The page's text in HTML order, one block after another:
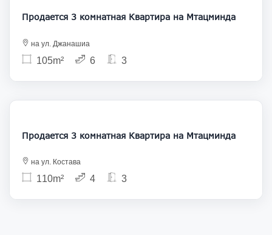
Продается 3 комнатная Квартира на Мтацминда
на ул. Джанашиа
105m² 6 3
255 000
Продается 3 комнатная Квартира на Мтацминда
на ул. Костава
110m² 4 3